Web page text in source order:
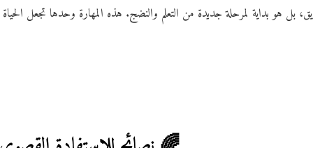
بل هو بداية لمرحلة جديدة من التعلم والنضج. هذه المهارة وحدها تجعل